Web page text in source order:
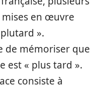
en œuvre
».
de mémoriser que
est « plus tard ».
consiste à